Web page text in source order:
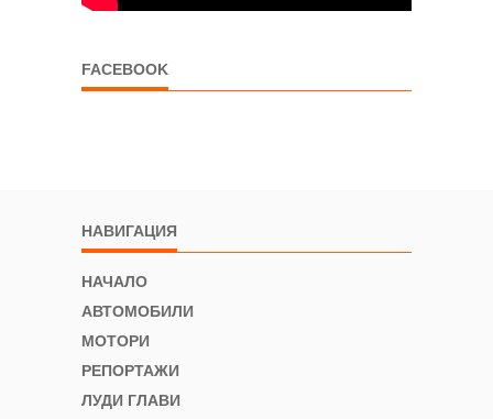
FACEBOOK
НАВИГАЦИЯ
НАЧАЛО
АВТОМОБИЛИ
МОТОРИ
РЕПОРТАЖИ
ЛУДИ ГЛАВИ